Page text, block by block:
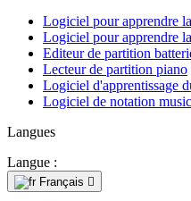
Logiciel pour apprendre
Logiciel pour apprendre
Editeur de partition
Lecteur de partition piano
Logiciel d'apprentissage
Logiciel de notation
Langues
Langue :
Français 